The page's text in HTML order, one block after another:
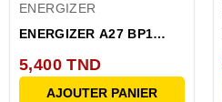
ENERGIZER
ENERGIZER A27 BP1
5,400 TND
AJOUTER PANIER